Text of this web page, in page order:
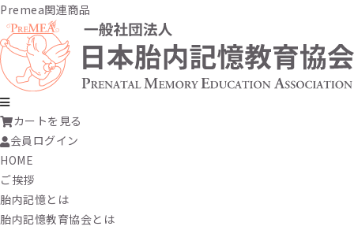
Premea関連商品
カートを見る
会員ログイン
HOME
ご挨拶
胎内記憶とは
胎内記憶教育協会とは